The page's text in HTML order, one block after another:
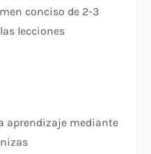
conciso de 2-3
lecciones
aprendizaje mediante